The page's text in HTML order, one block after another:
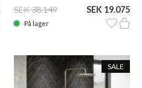
SEK 38.149 SEK 19.075
På lager
SALE